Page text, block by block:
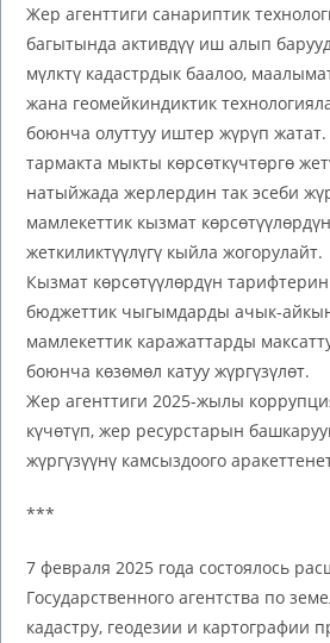
Жер агенттиги санариптик
багытында активдүү иш алып
мүлктү кадастрдык баалоо,
жана геомейкиндиктик
боюнча олуттуу иштер жүрүп
тармакта мыкты көрсөткүчтөргө
натыйжада жерлердин так эсеби
мамлекеттик кызмат
жеткиликтүүлүгү кыйла жогорулайт.
Кызмат көрсөтүүлөрдүн
бюджеттик чыгымдарды ачык-
мамлекеттик каражаттарды
боюнча көзөмөл катуу жүргүзүлөт.
Жер агенттиги 2025-жылы
күчөтүп, жер ресурстарын
жүргүзүүнү камсыздоого
***
7 февраля 2025 года состоялось
Государственного агентства по
кадастру, геодезии и картографии